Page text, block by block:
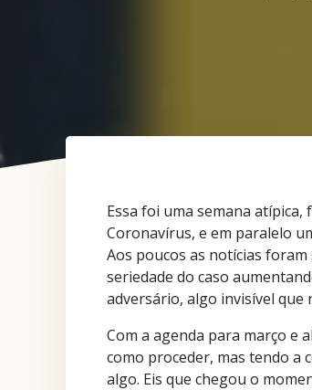
Essa foi uma semana
Coronavírus, e em paralelo
Aos poucos as notícias
seriedade do caso
adversário, algo invisível que
Com a agenda para março e
como proceder, mas tendo a
algo. Eis que chegou o